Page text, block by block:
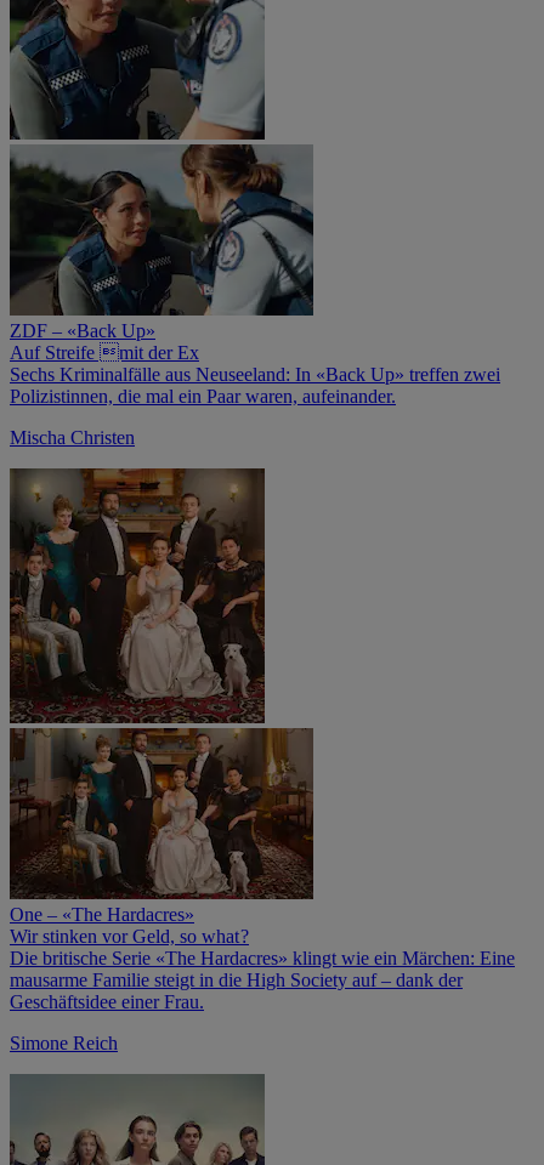
ZDF – «Back Up»
Auf Streife mit der Ex
Sechs Kriminalfälle aus Neuseeland: In «Back Up» treffen zwei
Polizistinnen, die mal ein Paar waren, aufeinander.
Mischa Christen
One – «The Hardacres»
Wir stinken vor Geld, so what ?
Die britische Serie «The Hardacres» klingt wie ein Märchen: Eine
mausarme Familie steigt in die High Society auf – dank der
Geschäftsidee einer Frau.
Simone Reich